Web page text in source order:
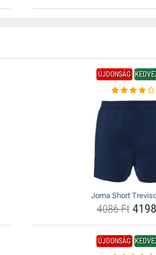
ÚJDONSÁG
Joma Short
4086 Ft
ÚJDONSÁG